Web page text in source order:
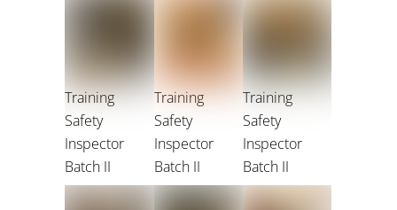
Training
Safety
Inspector
Batch II
Training
Safety
Inspector
Batch II
Training
Safety
Inspector
Batch II